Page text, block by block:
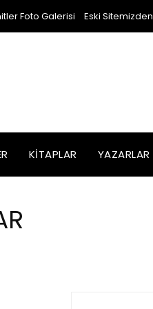
Foto Galerisi Eski Sitemizden
KITAPLAR YAZARLAR